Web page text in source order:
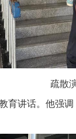
疏散
育讲话。他强